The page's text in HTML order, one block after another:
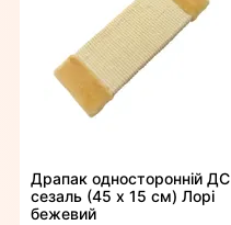
Драпак односторонній ДС
сезаль (45 х 15 см) Лорі
бежевий